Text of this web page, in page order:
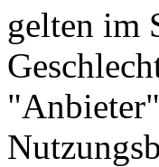
gelten im